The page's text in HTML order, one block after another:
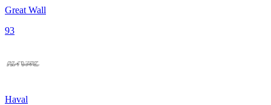
Great Wall
93
Haval